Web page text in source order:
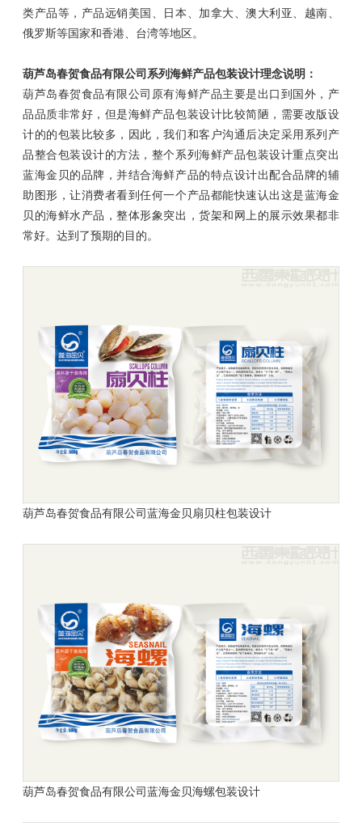
类产品等，产品远销美国、日本、加拿大、澳大利亚、越南、
俄罗斯等国家和香港、台湾等地区。
葫芦岛春贺食品有限公司系列海鲜产品包装设计理念说明：
葫芦岛春贺食品有限公司原有海鲜产品主要是出口到国外，产
品品质非常好，但是海鲜产品包装设计比较简陋，需要改版设
计的的包装比较多，因此，我们和客户沟通后决定采用系列产
品整合包装设计的方法，整个系列海鲜产品包装设计重点突出
蓝海金贝的品牌，并结合海鲜产品的特点设计出配合品牌的辅
助图形，让消费者看到任何一个产品都能快速认出这是蓝海金
贝的海鲜水产品，整体形象突出，货架和网上的展示效果都非
常好。达到了预期的目的。
葫芦岛春贺食品有限公司蓝海金贝扇贝柱包装设计
葫芦岛春贺食品有限公司蓝海金贝海螺包装设计